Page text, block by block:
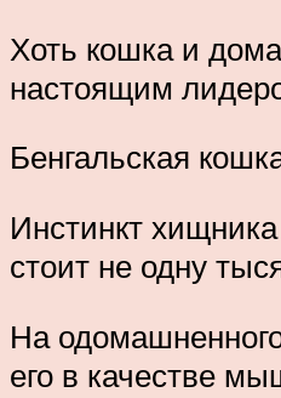
Хоть кошка и
настоящим
Бенгальская
Инстинкт
стоит не одну
На
его в качестве